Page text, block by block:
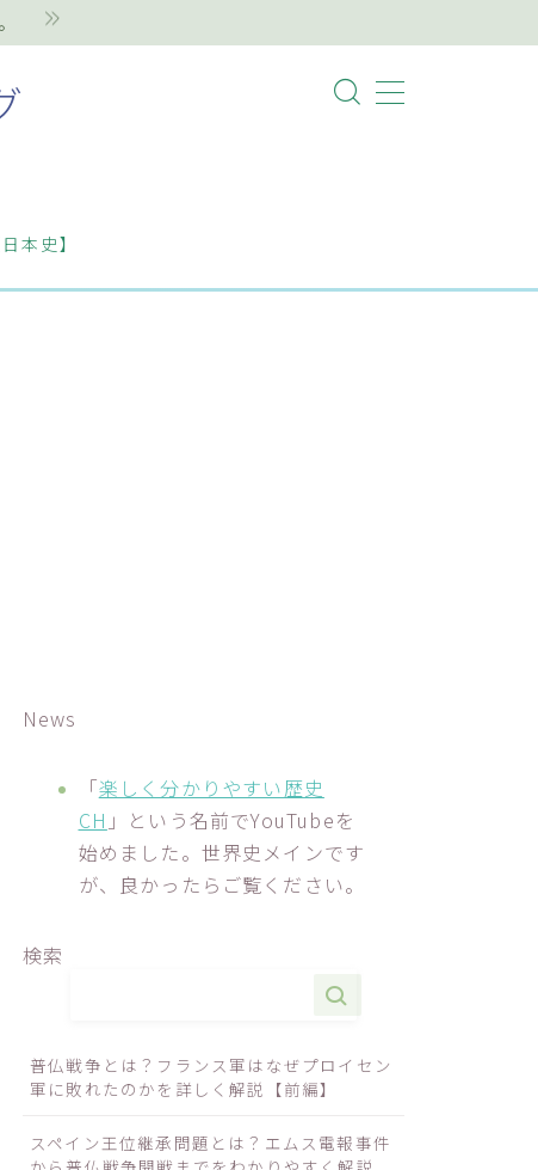
本史】
News
「楽しく分かりやすい歴史
CH 」という名前でYouTubeを
始めました。世界史メインです
が、良かったらご覧ください。
検索
普仏戦争とは？フランス軍はなぜプロイセン
軍に敗れたのかを詳しく解説【前編】
スペイン王位継承問題とは？エムス電報事件